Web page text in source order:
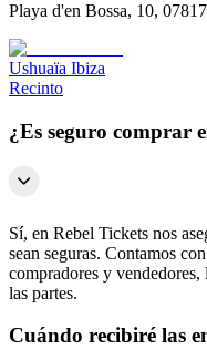
Playa d'en Bossa, 10,
Ushuaïa Ibiza
Recinto
¿Es seguro comprar
Sí, en Rebel Tickets nos
sean seguras. Contamos
compradores y
las partes.
Cuándo recibiré las